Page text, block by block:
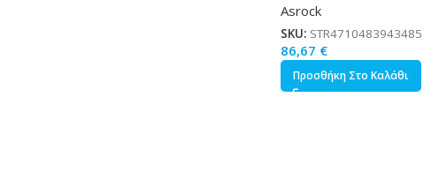
με Intel 1700 Socket 90-
MXBMJ0-A0UAYZ
Asrock
SKU: STR4710483943485
86,67 €
Προσθήκη Στο Καλάθι